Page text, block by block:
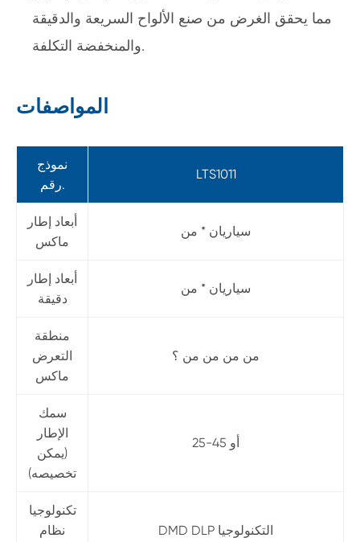
مما يحقق الغرض من صنع الألواح السريعة والدقيقة
والمنخفضة التكلفة.
المواصفات
نموذج
رقم.
LTS1011
أبعاد إطار
ماكس
سياريان * من
أبعاد إطار
دقيقة
سياريان * من
منطقة
التعرض
ماكس
من من من من ؟
سمك
الإطار
(يمكن
تخصيصه)
25-45 أو
تكنولوجيا
نظام
DMD DLP التكنولوجيا